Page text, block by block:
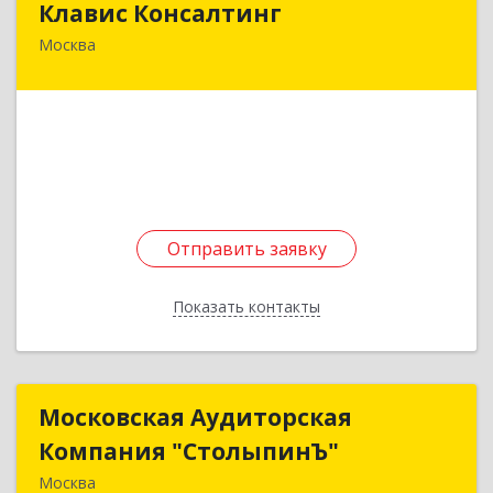
Клавис Консалтинг
Москва
Отправить заявку
Показать контакты
111538, Москва г, Косинская ул, дом № 18,
Отправить заявку
Назад
Московская Аудиторская
Компания "СтолыпинЪ"
Москва
Московская Аудиторская
Компания "СтолыпинЪ"